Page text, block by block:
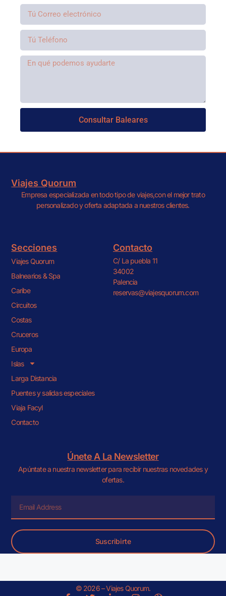
Consultar Baleares
Viajes Quorum
Empresa especializada en todo tipo de viajes,con el mejor trato
personalizado y oferta adaptada a nuestros clientes.
Secciones
Viajes Quorum
Balnearios & Spa
Caribe
Circuitos
Costas
Cruceros
Europa
Islas
Larga Distancia
Puentes y salidas especiales
Viaja Facyl
Contacto
Contacto
C/ La puebla 11
34002
Palencia
reservas@viajesquorum.com
Únete A La Newsletter
Apúntate a nuestra newsletter para recibir nuestras novedades y
ofertas.
Suscribirte
© 2026 – Viajes Quorum.